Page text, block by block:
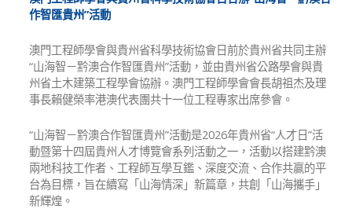
作智匯貴州”活動
澳門工程師學會與貴州省科學技術協會日前於貴州省共同主辦
“山海智－黔澳合作智匯貴州”活動，並由貴州省公路學會與貴
州省土木建築工程學會協辦。澳門工程師學會會長胡祖杰及理
事長賴健榮率港澳代表團共十一位工程專家出席參會。
“山海智－黔澳合作智匯貴州”活動是2026年貴州省“人才日”活
動暨第十四屆貴州人才博覽會系列活動之一，活動以搭建黔澳
兩地科技工作者、工程師互學互鑑、深度交流、合作共贏的平
台為目標，旨在續寫「山海情深」新篇章，共創「山海攜手」
新輝煌。